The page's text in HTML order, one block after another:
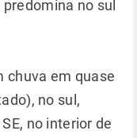
no sul
chuva em quase
no sul,
no interior de